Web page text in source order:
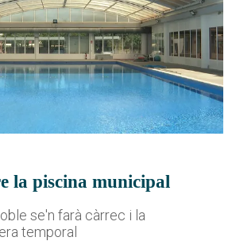
la piscina municipal
se'n farà càrrec i la
temporal